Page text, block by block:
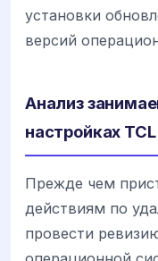
установки
версий
Анализ
настройках TCL
Прежде чем
действиям по
провести